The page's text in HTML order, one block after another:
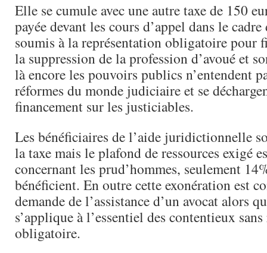
Elle se cumule avec une autre taxe de 150
payée devant les cours d’appel dans le
soumis à la représentation obligatoire pour
la suppression de la profession d’avoué et
là encore les pouvoirs publics n’entendent
réformes du monde judiciaire et se
financement sur les justiciables.
Les bénéficiaires de l’aide juridictionnelle
la taxe mais le plafond de ressources exigé
concernant les prud’hommes, seulement
bénéficient. En outre cette exonération est
demande de l’assistance d’un avocat alors
s’applique à l’essentiel des contentieux
obligatoire.